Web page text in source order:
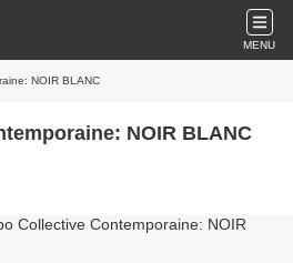
MENU
NOIR BLANC
NOIR BLANC